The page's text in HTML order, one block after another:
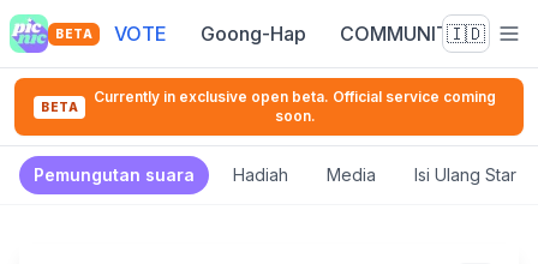
BETA VOTE Goong-Hap COMMUNITY🇮🇩
BETA
Currently in exclusive open beta. Official service coming
soon.
Pemungutan suara Hadiah Media Isi Ulang Star